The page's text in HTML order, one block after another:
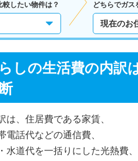
較したい物件は？ どちらでガス
しの生活費の内訳
は、住居費である家賃、
電話代などの通信費、
水道代を一括りにした光熱費、